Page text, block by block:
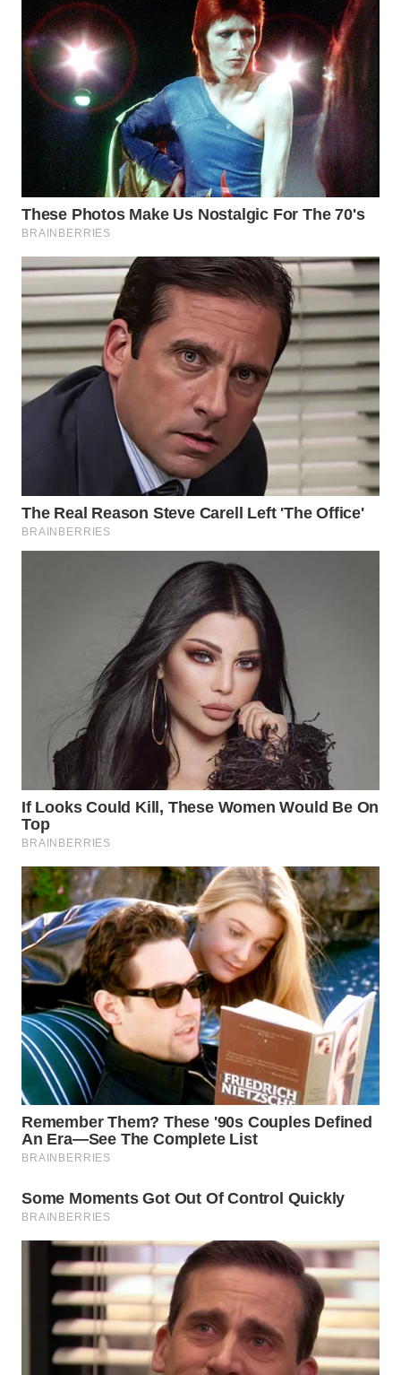
WN
SAMOSIR
WN
PADANG
LAWAS
WN
SUMEDANG
WN
CIANJUR
WN
KEPULAUAN
SERIBU
WN
BINJAI
KUNINGAN
WN
MAJALENGKA
WN
SUBANG
WN
SUKABUMI
WN
PURWAKARTA
WN
PRIANGAN
TIMUR
WN
SEMARANG
WN
WN
BOROBUDUR
WN
MADURA
WN